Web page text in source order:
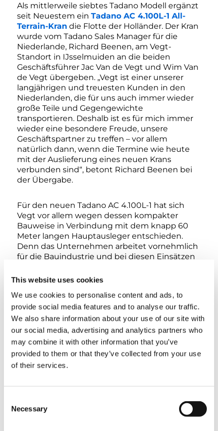
This website uses cookies
We use cookies to personalise content and ads, to
provide social media features and to analyse our traffic.
We also share information about your use of our site with
our social media, advertising and analytics partners who
may combine it with other information that you’ve
provided to them or that they’ve collected from your use
of their services.
Selection
Necessary
Als mittlerweile siebtes Tadano Modell ergänzt
seit Neuestem ein Tadano AC 4.100L-1 All-
Terrain-Kran die Flotte der Holländer. Der Kran
wurde vom Tadano Sales Manager für die
Niederlande, Richard Beenen, am Vegt-
Standort in IJsselmuiden an die beiden
Geschäftsführer Jac Van de Vegt und Wim Van
de Vegt übergeben. „Vegt ist einer unserer
langjährigen und treuesten Kunden in den
Niederlanden, die für uns auch immer wieder
große Teile und Gegengewichte
transportieren. Deshalb ist es für mich immer
wieder eine besondere Freude, unsere
Geschäftspartner zu treffen – vor allem
natürlich dann, wenn die Termine wie heute
mit der Auslieferung eines neuen Krans
verbunden sind“, betont Richard Beenen bei
der Übergabe.
Für den neuen Tadano AC 4.100L-1 hat sich
Vegt vor allem wegen dessen kompakter
Bauweise in Verbindung mit dem knapp 60
Meter langen Hauptausleger entschieden.
Denn das Unternehmen arbeitet vornehmlich
für die Bauindustrie und bei diesen Einsätzen
Abmessungen besonders auf engen
andere Krane dieser Klasse unter Umständen
gar nicht erst hinkommen. „Außerdem bietet
der Kran selbst innerhalb der 12-Tonnen-
Achslastgrenze ganz hervorragende
Tragfähigkeiten. Das macht ihn zu einem
äußerst wirtschaftlichen Taxi-Kran“, nennen die
beiden Vegt-Geschäftsführer weitere Vorteile
des AC 4.100L-1, der sicherlich nicht der letzte
betonen.